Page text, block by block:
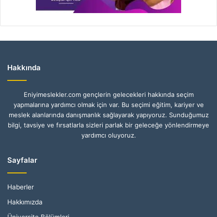
Hakkında
Eniyimeslekler.com gençlerin gelecekleri hakkında seçim
yapmalarına yardımcı olmak için var. Bu seçimi eğitim, kariyer ve
meslek alanlarında danışmanlık sağlayarak yapıyoruz. Sunduğumuz
bilgi, tavsiye ve fırsatlarla sizleri parlak bir geleceğe yönlendirmeye
yardımcı oluyoruz.
Sayfalar
Haberler
Hakkımızda